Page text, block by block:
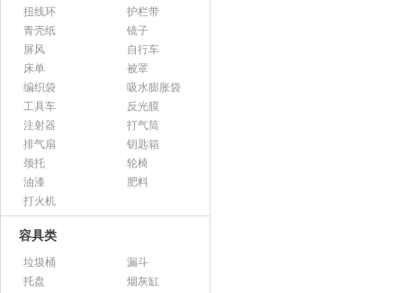
扭线环
护栏带
青壳纸
镜子
屏风
自行车
床单
被罩
编织袋
吸水膨胀袋
工具车
反光膜
注射器
打气筒
排气扇
钥匙箱
颈托
轮椅
油漆
肥料
打火机
容具类
垃圾桶
漏斗
托盘
烟灰缸